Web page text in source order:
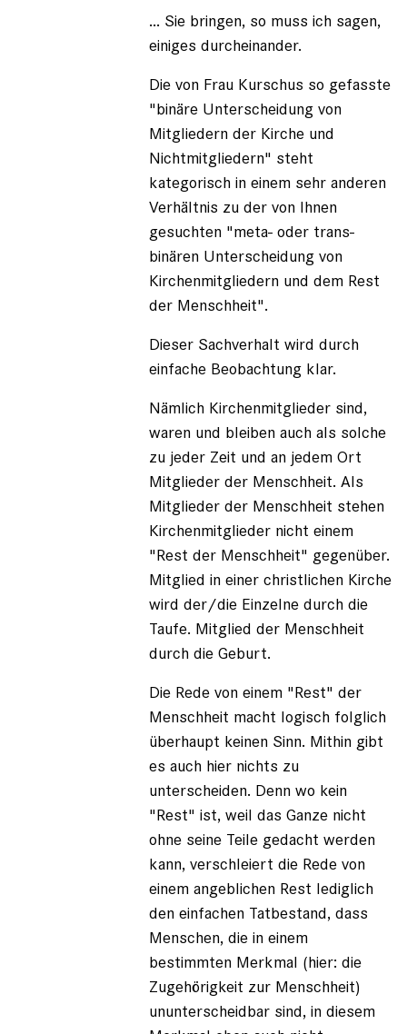
Fritz
Kurz
(nicht
registriert)
... Sie bringen, so muss ich sagen,
einiges durcheinander.
Die von Frau Kurschus so gefasste
"binäre Unterscheidung von
Mitgliedern der Kirche und
Nichtmitgliedern" steht
kategorisch in einem sehr anderen
Verhältnis zu der von Ihnen
gesuchten "meta- oder trans-
binären Unterscheidung von
Kirchenmitgliedern und dem Rest
der Menschheit".
Dieser Sachverhalt wird durch
einfache Beobachtung klar.
Nämlich Kirchenmitglieder sind,
waren und bleiben auch als solche
zu jeder Zeit und an jedem Ort
Mitglieder der Menschheit. Als
Mitglieder der Menschheit stehen
Kirchenmitglieder nicht einem
"Rest der Menschheit" gegenüber.
Mitglied in einer christlichen Kirche
wird der/die Einzelne durch die
Taufe. Mitglied der Menschheit
durch die Geburt.
Die Rede von einem "Rest" der
Menschheit macht logisch folglich
überhaupt keinen Sinn. Mithin gibt
es auch hier nichts zu
unterscheiden. Denn wo kein
"Rest" ist, weil das Ganze nicht
ohne seine Teile gedacht werden
kann, verschleiert die Rede von
einem angeblichen Rest lediglich
den einfachen Tatbestand, dass
Menschen, die in einem
bestimmten Merkmal (hier: die
Zugehörigkeit zur Menschheit)
ununterscheidbar sind, in diesem